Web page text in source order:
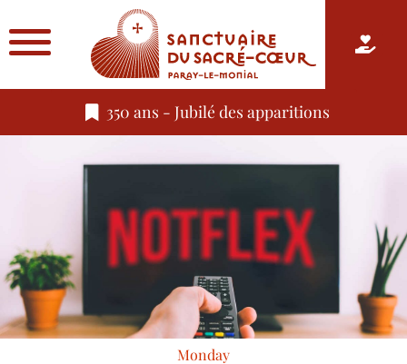
350 ans - Jubilé des apparitions
Monday